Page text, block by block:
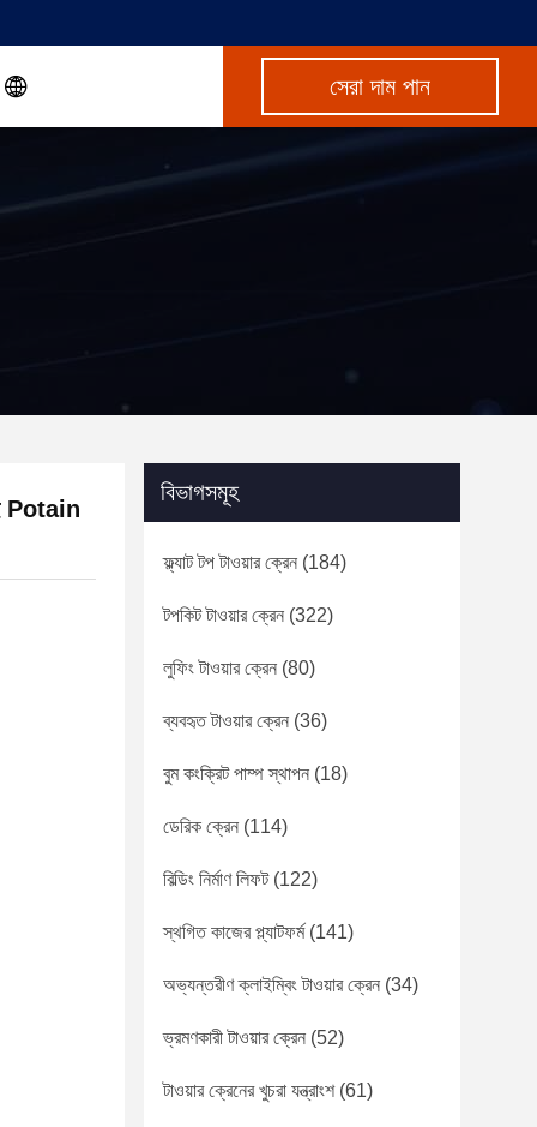
সেরা দাম পান
Potain
বিভাগসমূহ
ফ্ল্যাট টপ টাওয়ার ক্রেন (184)
টপকিট টাওয়ার ক্রেন (322)
লুফিং টাওয়ার ক্রেন (80)
ব্যবহৃত টাওয়ার ক্রেন (36)
বুম কংক্রিট পাম্প স্থাপন (18)
ডেরিক ক্রেন (114)
বিল্ডিং নির্মাণ লিফট(122)
স্থগিত কাজের প্ল্যাটফর্ম(141)
অভ্যন্তরীণ ক্লাইম্বিং টাওয়ার ক্রেন (34)
ভ্রমণকারী টাওয়ার ক্রেন (52)
টাওয়ার ক্রেনের খুচরা যন্ত্রাংশ(61)